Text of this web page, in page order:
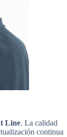
Line. La calidad
continua